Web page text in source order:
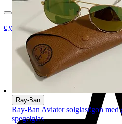
cykeljanne
Ray-Ban
Ray-Ban Aviator solglasögon med
spegelglas